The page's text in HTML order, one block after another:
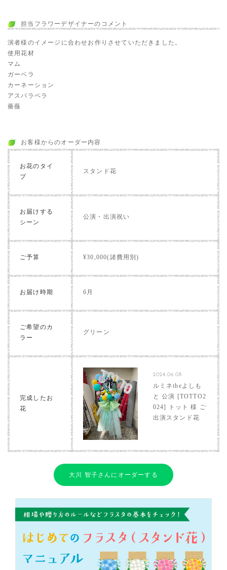
担当フラワーデザイナーのコメント
演者様のイメージに合わせお作りさせていただきました。
使用花材
マム
ガーベラ
カーネーション
アスパラペラ
薔薇
お客様からのオーダー内容
お花のタイ
プ
スタンド花
お届けする
シーン
公演・出演祝い
ご予算 ¥30,000(諸費用別)
お届け時期 6月
ご希望のカ
ラー
グリーン
完成したお
花
2024.06.08
ルミネtheよしも
と 公演 [TOTTO2
024] トット 様 ご
出演スタンド花
大川 智子さんにオーダーする